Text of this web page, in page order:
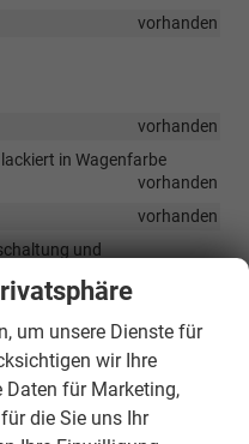
vorhanden
vorhanden
in Wagenfarbe
vorhanden
vorhanden
und
integriert
vorhanden
vorhanden
vorhanden
um unsere Dienste für
wir Ihre
Daten für Marketing,
die Sie uns Ihr